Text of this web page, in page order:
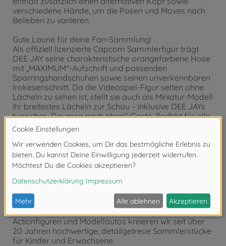
verschiedene Hände, um die Posen und Moves nach
Belieben zu variieren.
Gute Laune für deine Fan-Sammlung!
Als offiziell lizenzierte Capcom Sammlerfigur trägt
DEE JAY seine charakteristische orangefarbene Hose
mit „MAXIMUM"-Aufschrift und passenden
Sparringshandschuhen sowie seinen unverkennbaren
Irokesenschnitt. Da die Videospiel-Figur selten ohne
Lächeln zu sehen ist, stellt sie auch als Miniatur-Modell
ihr breitestes Lächeln zur Schau – inklusive DEE JAYs
typischer „Daumen nach oben"-Geste. Perfekt für alle
Fans, die ihre Sammlung oder ihr Gamer-Regal um
authentische Street Fighter Vibes bereichern wollen!
Jada Toys – Hollywoods Helden als Spielzeuge und
Sammlerstücke
Minecraft oder Transformers: Mit Jada Toys holst du
dir bekannte Hollywood-Größen als detailgetreue
Nachbildungen von Filmfiguren und -autos in dein
Wohnzimmer. Als führender Hersteller von Hollywood
Actionfiguren und Modellautos kreieren wir seit über
20 Jahren hochwertige, detailgetreue Sammlerstücke
für Kinder und Erwachsene.